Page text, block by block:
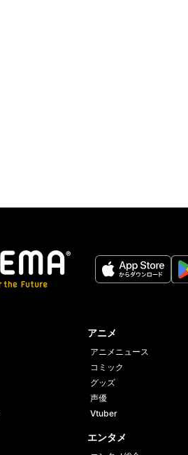
アニメ
アニメニュース
コミック
グッズ
声優
Vtuber
エンタメ